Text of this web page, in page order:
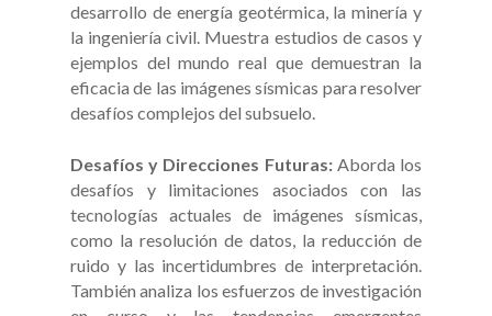
desarrollo de energía geotérmica, la minería y
la ingeniería civil. Muestra estudios de casos y
ejemplos del mundo real que demuestran la
eficacia de las imágenes sísmicas para resolver
desafíos complejos del subsuelo.
Desafíos y Direcciones Futuras:Aborda los
desafíos y limitaciones asociados con las
tecnologías actuales de imágenes sísmicas,
como la resolución de datos, la reducción de
ruido y las incertidumbres de interpretación.
También analiza los esfuerzos de investigación